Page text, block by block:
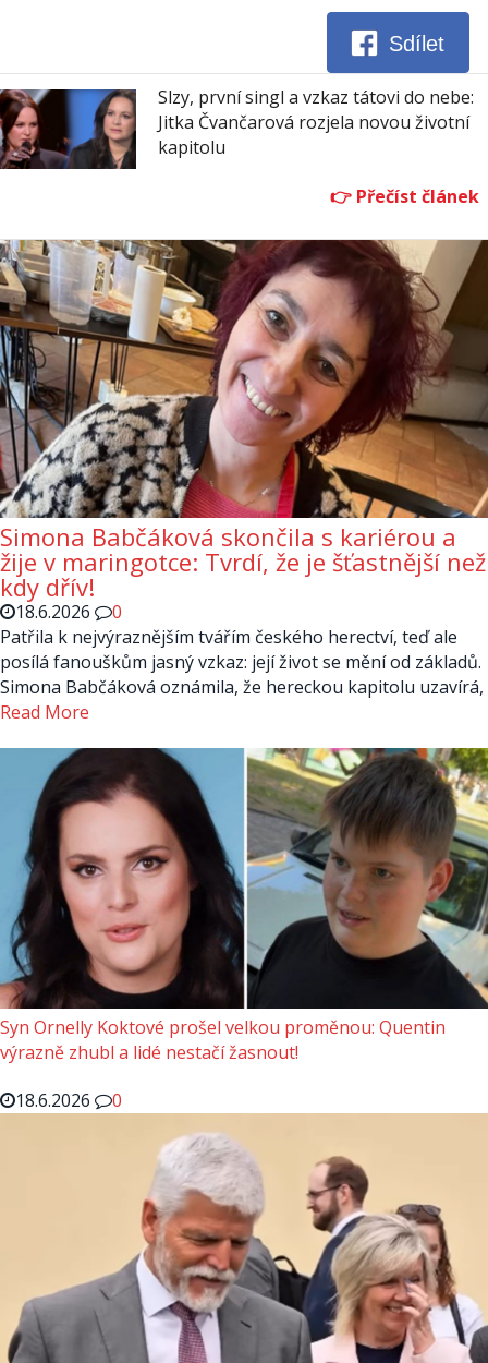
Sdílet
Slzy, první singl a vzkaz tátovi do nebe:
Jitka Čvančarová rozjela novou životní
kapitolu
Simona Babčáková skončila s kariérou a
žije v maringotce: Tvrdí, že je šťastnější než
kdy dřív!
18.6.2026
0
Patřila k nejvýraznějším tvářím českého herectví, teď ale
posílá fanouškům jasný vzkaz: její život se mění od základů.
Simona Babčáková oznámila, že hereckou kapitolu uzavírá,
Read More
Syn Ornelly Koktové prošel velkou proměnou: Quentin
výrazně zhubl a lidé nestačí žasnout!
18.6.2026
0